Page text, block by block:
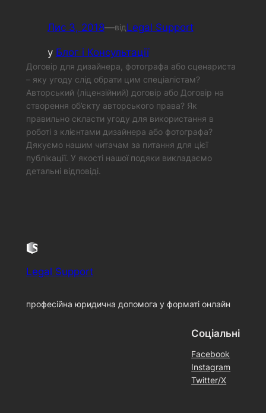
Лис 3, 2018—відLegal Support
у Блог і Консультації
Договір для дизайнера, фотографа або сценариста
– яку угоду слід обрати цим спеціалістам?
Авторський (ліцензійний) договір або Договір на
створення об’єкту авторського права? Як
правильно скласти угоду для використання в
роботі з клієнтами дизайнера або фотографа?
Дякуємо нашим читачам за питання для цієї
публікації. У якості нашої подяки викладаємо
детальні відповіді.
Legal Support
професійна юридична допомога у форматі онлайн
Соціальні
Facebook
Instagram
Twitter/X